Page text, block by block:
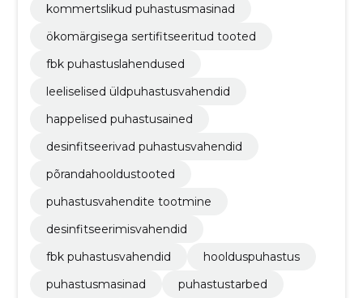
kommertslikud puhastusmasinad
ökomärgisega sertifitseeritud tooted
fbk puhastuslahendused
leeliselised üldpuhastusvahendid
happelised puhastusained
desinfitseerivad puhastusvahendid
põrandahooldustooted
puhastusvahendite tootmine
desinfitseerimisvahendid
fbk puhastusvahendid
hoolduspuhastus
puhastusmasinad
puhastustarbed